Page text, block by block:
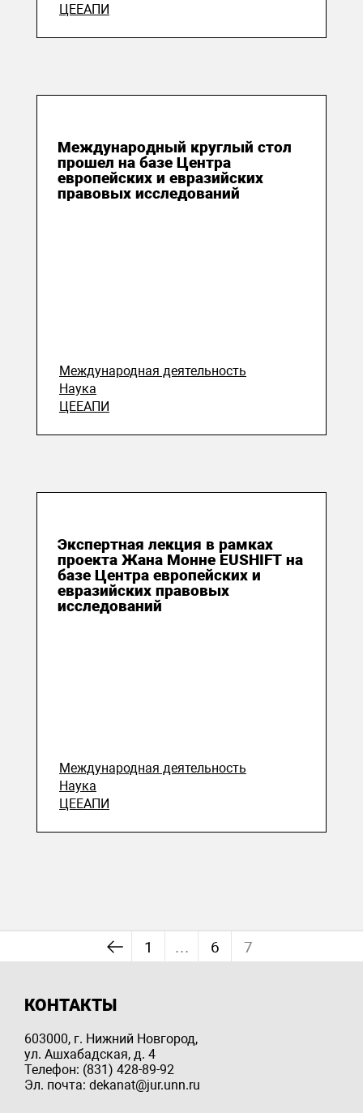
ЦЕЕАПИ
Международный круглый стол
прошел на базе Центра
европейских и евразийских
правовых исследований
Международная деятельность
Наука
ЦЕЕАПИ
Экспертная лекция в рамках
проекта Жана Монне EUSHIFT на
базе Центра европейских и
евразийских правовых
исследований
Международная деятельность
Наука
ЦЕЕАПИ
1 … 6 7
КОНТАКТЫ
603000, г. Нижний Новгород,
ул. Ашхабадская, д. 4
Телефон: (831) 428-89-92
Эл. почта: dekanat@jur.unn.ru